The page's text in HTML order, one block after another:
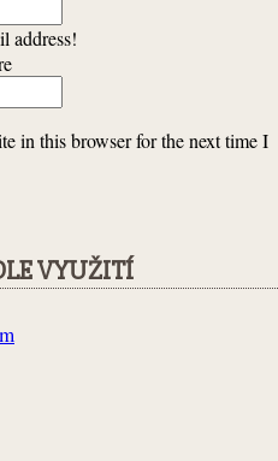
address!
in this browser for the next time I
VYUŽITÍ